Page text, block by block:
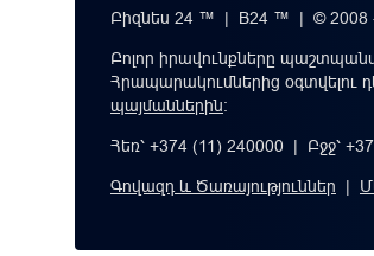
Բիզնես 24 ™ | B24 ™ | © 2008
Բոլոր իրավունքները
Հրապարակումներից օգտվելու
պայմաններին։
Հեռ՝ +374 (11) 240000 | Բջջ՝
Գովազդ և Ծառայություններ |